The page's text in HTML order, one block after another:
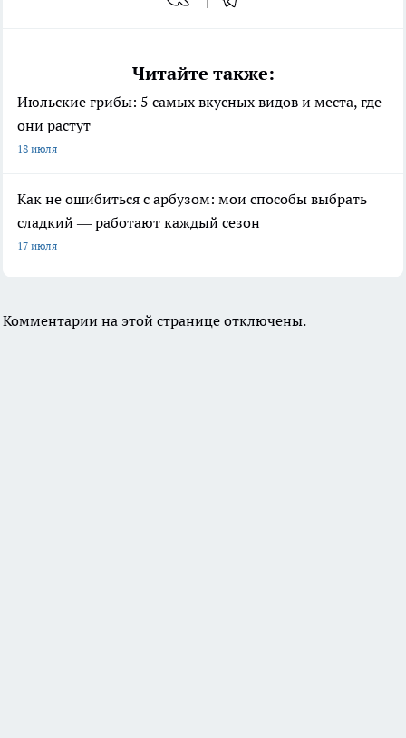
Читайте также:
Июльские грибы: 5 самых вкусных видов и места, где
они растут
18 июля
Как не ошибиться с арбузом: мои способы выбрать
сладкий — работают каждый сезон
17 июля
Комментарии на этой странице отключены.